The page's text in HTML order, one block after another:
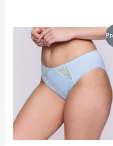
Le
prix
initial
était :
52,00 €.
Le
prix
actuel
est :
30,00